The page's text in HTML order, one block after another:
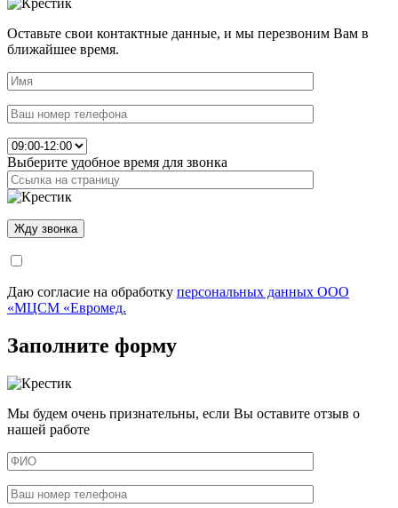
Оставьте свои контактные данные, и мы перезвоним Вам в
ближайшее время.
Выберите удобное время для звонка
Даю согласие на обработку персональных данных ООО
«МЦСМ «Евромед.
Заполните форму
Мы будем очень признательны, если Вы оставите отзыв о
нашей работе